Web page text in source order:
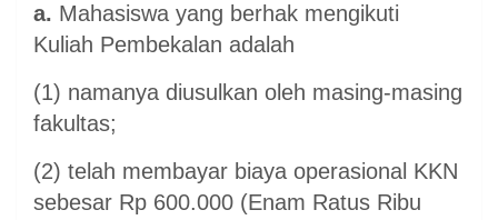
a. Mahasiswa yang berhak mengikuti
Kuliah Pembekalan adalah
(1) namanya diusulkan oleh masing-masing
fakultas;
(2) telah membayar biaya operasional KKN
sebesar Rp 600.000 (Enam Ratus Ribu